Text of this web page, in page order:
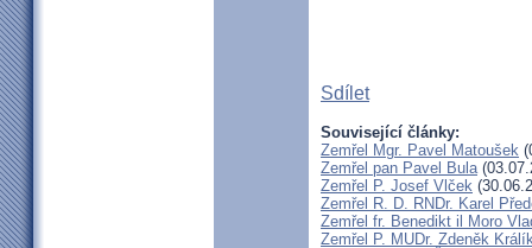
Sdílet
Související články:
Zemřel Mgr. Pavel Matoušek
Zemřel pan Pavel Bula
Zemřel P. Josef Vlček
Zemřel R. D. RNDr. Karel
Zemřel fr. Benedikt il Moro
Zemřel P. MUDr. Zdeněk